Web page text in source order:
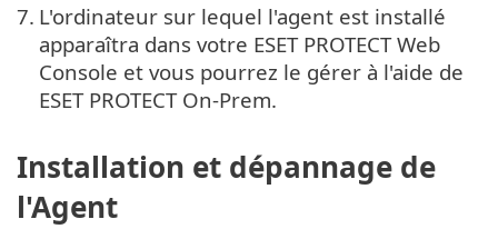
7. L'ordinateur sur lequel l'agent est installé
apparaîtra dans votre ESET PROTECT Web
Console et vous pourrez le gérer à l'aide de
ESET PROTECT On-Prem.
Installation et dépannage de
l'Agent